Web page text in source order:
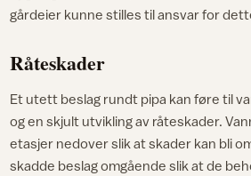
gårdeier kunne stilles til ansvar for
Råteskader
Et utett beslag rundt pipa kan føre til
og en skjult utvikling av råteskader.
etasjer nedover slik at skader kan bli
skadde beslag omgående slik at de